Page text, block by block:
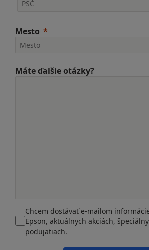
Mesto
Máte ďalšie otázky?
Chcem dostávať e-mailom
Epson, aktuálnych akciách,
podujatiach.